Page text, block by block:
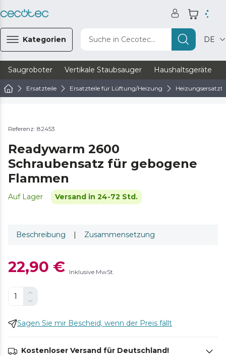
Kategorien Suche in Cecotec... DE
Saugroboter Vertikale Staubsauger Haushaltsgeräte
Ersatzteile Ersatzteile für Lüftung/Heizung
Referenz: 82453
Readywarm 2600
Schraubensatz für gebogene
Flammen
Auf Lager Versand in 24-72 Std.
Beschreibung | Zusammensetzung
22,90 € Inklusive MwSt.
Sagen Sie mir Bescheid, wenn der Preis fällt
Kostenloser Versand für Deutschland!